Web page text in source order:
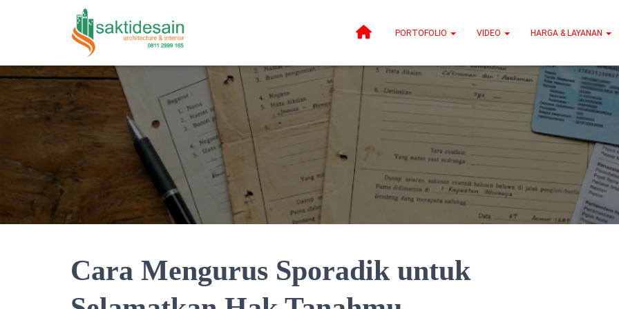
PORTOFOLIO VIDEO HARGA & LAYANAN
Cara Mengurus Sporadik untuk